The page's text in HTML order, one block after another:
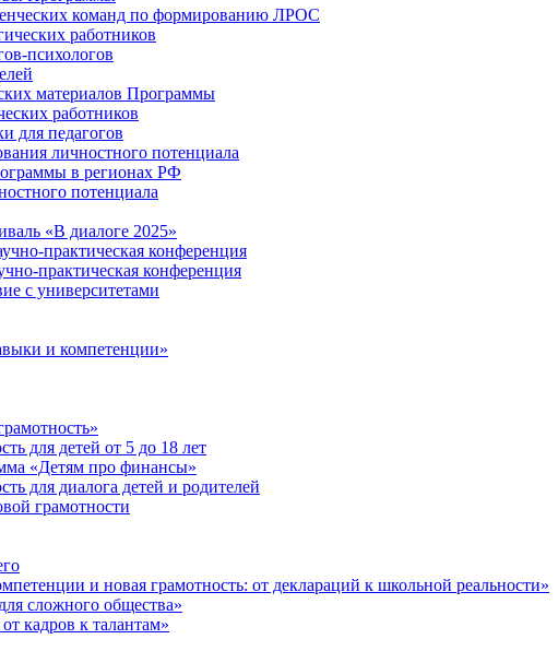
команд по формированию ЛРОС
работников
психологов
материалов Программы
работников
для педагогов
личностного потенциала
в регионах РФ
потенциала
«В диалоге 2025»
практическая конференция
практическая конференция
с университетами
и компетенции»
для детей от 5 до 18 лет
«Детям про финансы»
для диалога детей и родителей
грамотности
и новая грамотность: от деклараций к школьной реальности»
сложного общества»
кадров к талантам»